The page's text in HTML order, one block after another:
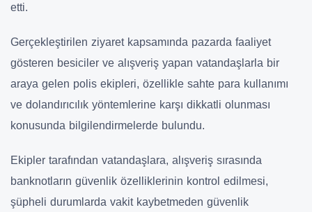
etti.
Gerçekleştirilen ziyaret kapsamında pazarda faaliyet
gösteren besiciler ve alışveriş yapan vatandaşlarla bir
araya gelen polis ekipleri, özellikle sahte para kullanımı
ve dolandırıcılık yöntemlerine karşı dikkatli olunması
konusunda bilgilendirmelerde bulundu.
Ekipler tarafından vatandaşlara, alışveriş sırasında
banknotların güvenlik özelliklerinin kontrol edilmesi,
şüpheli durumlarda vakit kaybetmeden güvenlik